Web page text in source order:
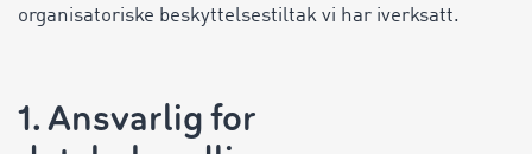
organisatoriske beskyttelsestiltak vi har iverksatt.
1. Ansvarlig for